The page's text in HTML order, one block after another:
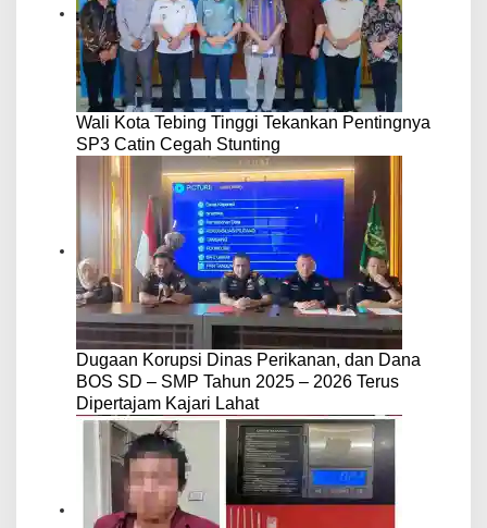
Wali Kota Tebing Tinggi Tekankan Pentingnya
SP3 Catin Cegah Stunting
Dugaan Korupsi Dinas Perikanan, dan Dana
BOS SD – SMP Tahun 2025 – 2026 Terus
Dipertajam Kajari Lahat